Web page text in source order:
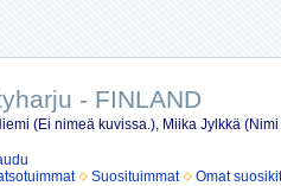
- FINLAND
(Ei nimeä kuvissa.), Miika Jylkkä
Suosituimmat Omat suosikit